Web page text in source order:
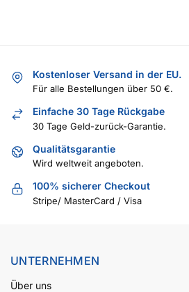
Kostenloser Versand in der EU.
Für alle Bestellungen über 50 €.
Einfache 30 Tage Rückgabe
30 Tage Geld-zurück-Garantie.
Qualitätsgarantie
Wird weltweit angeboten.
100% sicherer Checkout
Stripe/ MasterCard / Visa
UNTERNEHMEN
Über uns